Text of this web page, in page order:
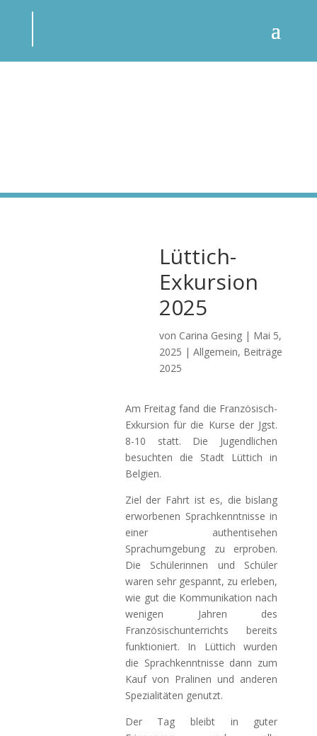
Lüttich-
Exkursion
2025
von Carina Gesing | Mai 5,
2025 | Allgemein, Beiträge
2025
Am Freitag fand die Französisch-
Exkursion für die Kurse der Jgst.
8-10 statt. Die Jugendlichen
besuchten die Stadt Lüttich in
Belgien.
Ziel der Fahrt ist es, die bislang
erworbenen Sprachkenntnisse in
einer authentisehen
Sprachumgebung zu erproben.
Die Schülerinnen und Schüler
waren sehr gespannt, zu erleben,
wie gut die Kommunikation nach
wenigen Jahren des
Französischunterrichts bereits
funktioniert. In Lüttich wurden
die Sprachkenntnisse dann zum
Kauf von Pralinen und anderen
Spezialitäten genutzt.
Der Tag bleibt in guter